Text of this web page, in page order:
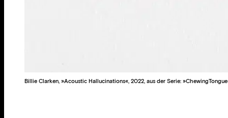
Billie Clarken, »Acoustic Hallucinations«, 2022, aus der Serie: